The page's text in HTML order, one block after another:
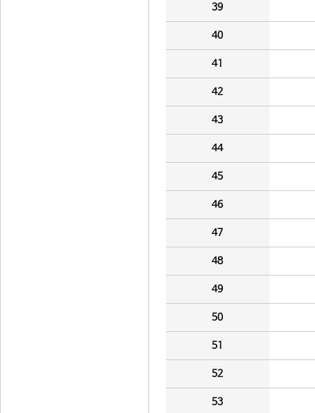
39
40
41
42
43
44
45
46
47
48
49
50
51
52
53